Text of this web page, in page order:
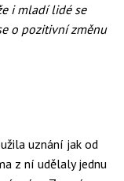
i mladí lidé se
o pozitivní změnu
uznání jak od
z ní udělaly jednu